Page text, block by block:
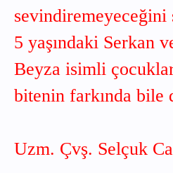
sevindiremeyeceğini
5 yaşındaki Serkan
Beyza isimli
bitenin farkında bile
Uzm. Çvş. Selçuk